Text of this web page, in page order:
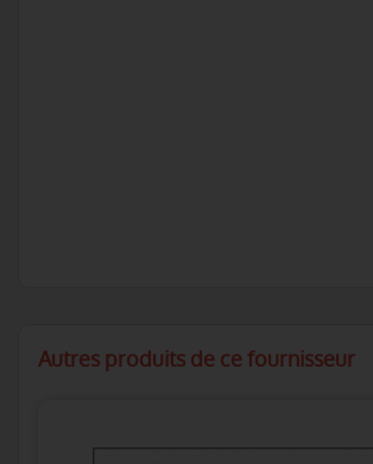
Autres produits de ce fournisseur